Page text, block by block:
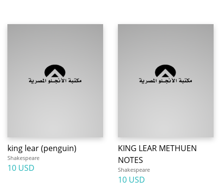
king lear (penguin)
Shakespeare
10 USD
KING LEAR METHUEN
NOTES
Shakespeare
10 USD